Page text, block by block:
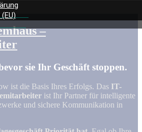
–
sie Ihr Geschäft stoppen.
ist die Basis Ihres Erfolgs. Das IT-
ist Ihr Partner für intelligente
und sichere Kommunikation in